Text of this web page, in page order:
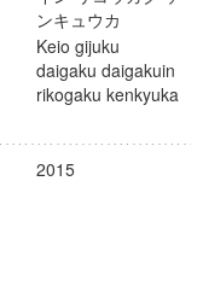
ンキュウカ
Keio gijuku
daigaku daigakuin
rikogaku kenkyuka
2015